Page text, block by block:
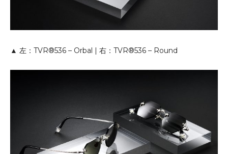
▲ 左：TVR®536 – Orbal | 右：TVR®536 – Round